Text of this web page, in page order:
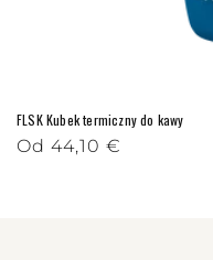
FLSK Kubek termiczny do kawy
Cena regularna
Od Cena promocyjna
44,10 €